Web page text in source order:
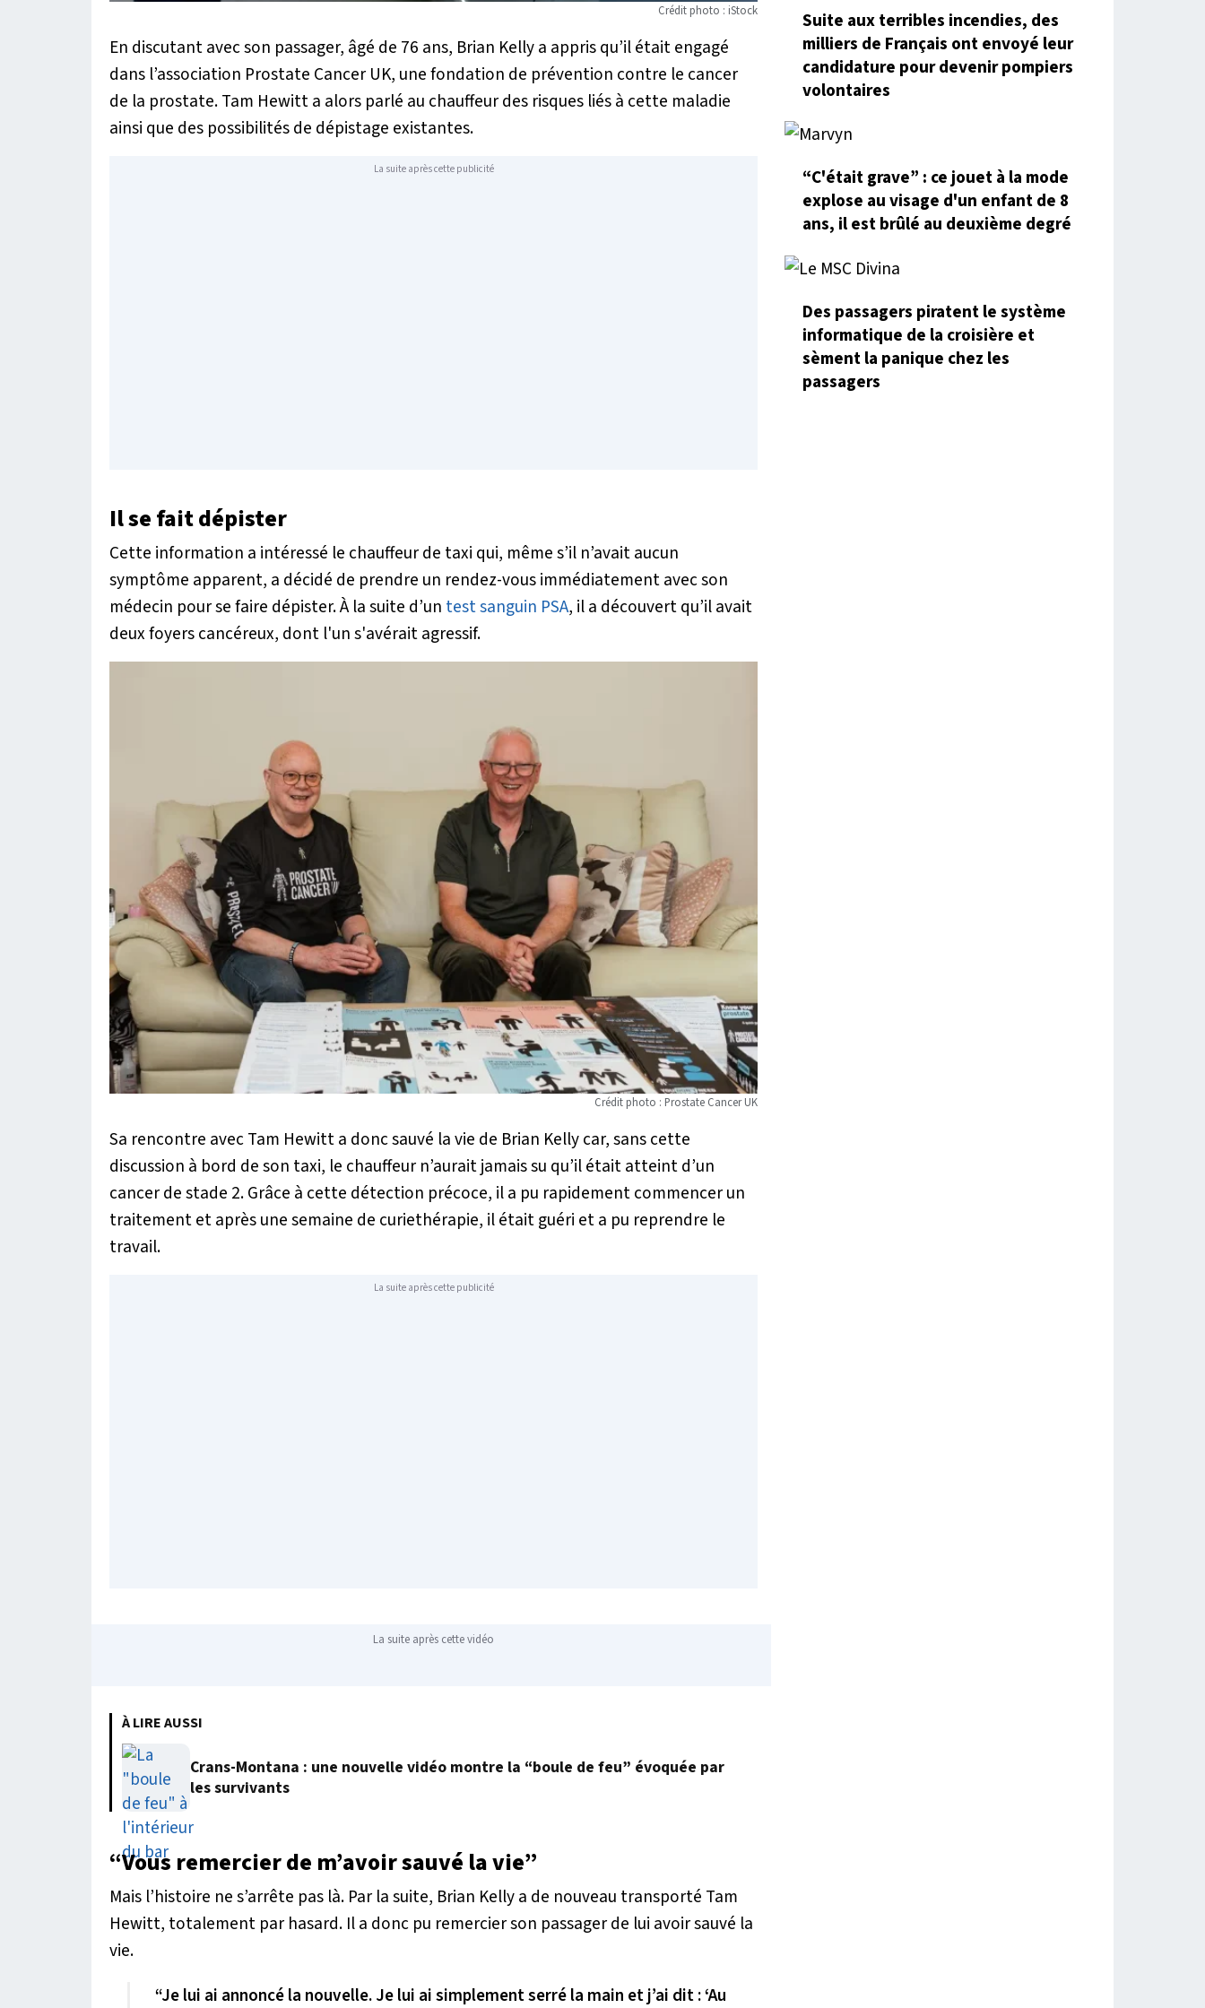
Crédit photo : iStock
En discutant avec son passager, âgé de 76 ans, Brian Kelly a appris qu’il était engagé
dans l’association Prostate Cancer UK, une fondation de prévention contre le cancer
de la prostate. Tam Hewitt a alors parlé au chauffeur des risques liés à cette maladie
ainsi que des possibilités de dépistage existantes.
La suite après cette publicité
Il se fait dépister
Cette information a intéressé le chauffeur de taxi qui, même s’il n’avait aucun
symptôme apparent, a décidé de prendre un rendez-vous immédiatement avec son
médecin pour se faire dépister. À la suite d’un test sanguin PSA, il a découvert qu’il avait
deux foyers cancéreux, dont l'un s'avérait agressif.
Crédit photo : Prostate Cancer UK
Sa rencontre avec Tam Hewitt a donc sauvé la vie de Brian Kelly car, sans cette
discussion à bord de son taxi, le chauffeur n’aurait jamais su qu’il était atteint d’un
cancer de stade 2. Grâce à cette détection précoce, il a pu rapidement commencer un
traitement et après une semaine de curiethérapie, il était guéri et a pu reprendre le
travail.
La suite après cette publicité
La suite après cette vidéo
À LIRE AUSSI
Crans-Montana : une nouvelle vidéo montre la “boule de feu” évoquée par
les survivants
“Vous remercier de m’avoir sauvé la vie”
Mais l’histoire ne s’arrête pas là. Par la suite, Brian Kelly a de nouveau transporté Tam
Hewitt, totalement par hasard. Il a donc pu remercier son passager de lui avoir sauvé la
vie.
“Je lui ai annoncé la nouvelle. Je lui ai simplement serré la main et j’ai dit : ‘Au
Suite aux terribles incendies, des
milliers de Français ont envoyé leur
candidature pour devenir pompiers
volontaires
“C'était grave” : ce jouet à la mode
explose au visage d'un enfant de 8
ans, il est brûlé au deuxième degré
Des passagers piratent le système
informatique de la croisière et
sèment la panique chez les
passagers